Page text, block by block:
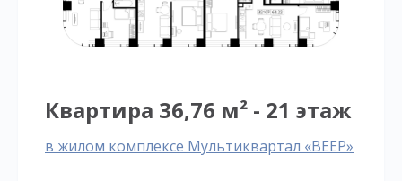
Квартира 36,76 м² - 21 этаж
в жилом комплексе Мультиквартал «ВЕЕР»